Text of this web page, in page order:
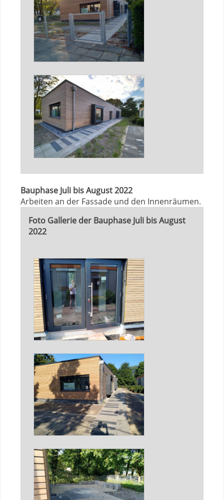
Bauphase Juli bis August 2022
Arbeiten an der Fassade und den Innenräumen.
Foto Gallerie der Bauphase Juli bis August
2022